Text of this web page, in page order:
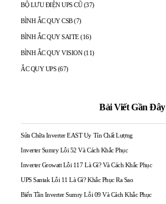
BỘ LƯU ĐIỆN UPS CŨ (37)
BÌNH ẮC QUY CSB (7)
BÌNH ẮC QUY SAITE (16)
BÌNH ẮC QUY VISION (11)
ẮC QUY UPS (67)
Bài Viết Gần Đây
Sửa Chữa Inverter EAST Uy Tín Chất Lượng
Inverter Sumry Lỗi 52 Và Cách Khắc Phục
Inverter Growatt Lỗi 117 Là Gì? Và Cách Khắc Phục
UPS Santak Lỗi 11 Là Gì? Khắc Phục Ra Sao
Biến Tần Inverter Sumry Lỗi 09 Và Cách Khắc Phục